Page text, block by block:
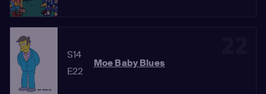
S14
E22
Moe Baby Blues